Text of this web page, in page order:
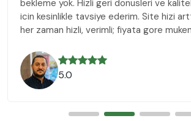
bekleme yok. Hizli geri donusleri ve
icin kesinlikle tavsiye ederim. Site hizi
her zaman hizli, verimli; fiyata gore
5.0